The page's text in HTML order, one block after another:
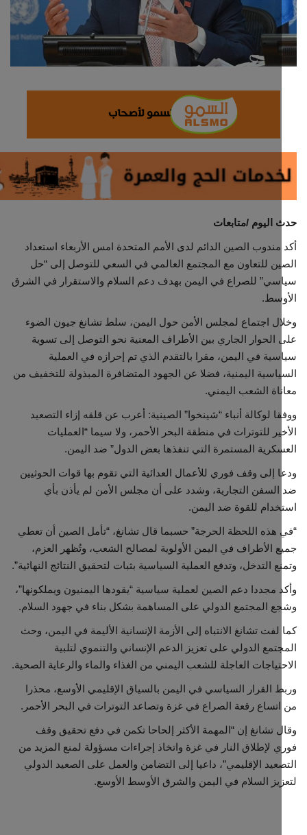
ثقافة وفن
التقارير والحوارات
مؤسسة حدث اليوم
صحة
منصة حرة
تكنولوجيا وسيارات
مجتمع مدني
معرض الصور
اليوم /متابعات
الصين الدائم لدى الأمم المتحدة امس الأربعاء استعداد
للتعاون مع المجتمع العالمي في السعي للتوصل إلى “حل
للصراع في اليمن بهدف دعم السلام والاستقرار في الشرق
اجتماع لمجلس الأمن حول اليمن، سلط تشانغ جيون الضوء
الجاري بين الأطراف المعنية نحو التوصل إلى تسوية
في اليمن، مقرا بالتقدم الذي تم إحرازه في العملية
اليمنية، فضلا عن الجهود المتضافرة المبذولة للتخفيف من
الشعب اليمني.
لوكالة أنباء “شينخوا” الصينية: أعرب عن قلقه إزاء التصعيد
للتوترات في منطقة البحر الأحمر، ولا سيما “العمليات
المستمرة التي تنفذها بعض الدول” ضد اليمن.
إلى وقف فوري للأعمال العدائية التي تقوم بها قوات الحوثيين
التجارية، وشدد على أن مجلس الأمن لم يأذن بأي
للقوة ضد اليمن.
هذه اللحظة الحرجة” حسبما قال تشانغ، “تأمل الصين أن تعطي
الأطراف في اليمن الأولوية لمصالح الشعب، وتُظهر العزم،
التدخل، وتدفع العملية السياسية بثبات لتحقيق النتائج النهائية”.
مجددا دعم الصين لعملية سياسية “يقودها اليمنيون ويملكونها”،
المجتمع الدولي على المساهمة بشكل بناء في جهود السلام.
تشانغ الانتباه إلى الأزمة الإنسانية الأليمة في اليمن، وحث
الدولي على تعزيز الدعم الإنساني والتنموي لتلبية
العاجلة للشعب اليمني من الغذاء والماء والرعاية الصحية.
القرار السياسي في اليمن بالسياق الإقليمي الأوسع، محذرا
رقعة الصراع في غزة وتصاعد التوترات في البحر الأحمر.
تشانغ إن “المهمة الأكثر إلحاحا تكمن في دفع تحقيق وقف
لإطلاق النار في غزة واتخاذ إجراءات مسؤولة لمنع المزيد من
الإقليمي”، داعيا إلى التضامن والعمل على الصعيد الدولي
السلام في اليمن والشرق الأوسط الأوسع.